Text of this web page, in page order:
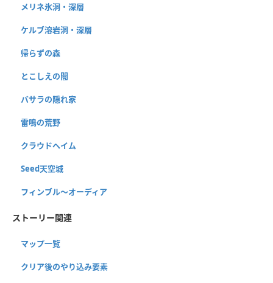
メリネ氷洞・深層
ケルブ溶岩洞・深層
帰らずの森
とこしえの闇
バサラの隠れ家
雷鳴の荒野
クラウドヘイム
Seed天空城
フィンブル〜オーディア
ストーリー関連
マップ一覧
クリア後のやり込み要素